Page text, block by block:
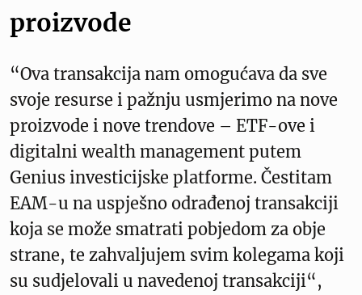
proizvode
“Ova transakcija nam omogućava da sve
svoje resurse i pažnju usmjerimo na nove
proizvode i nove trendove – ETF-ove i
digitalni wealth management putem
Genius investicijske platforme. Čestitam
EAM-u na uspješno odrađenoj transakciji
koja se može smatrati pobjedom za obje
strane, te zahvaljujem svim kolegama koji
su sudjelovali u navedenoj transakciji“,